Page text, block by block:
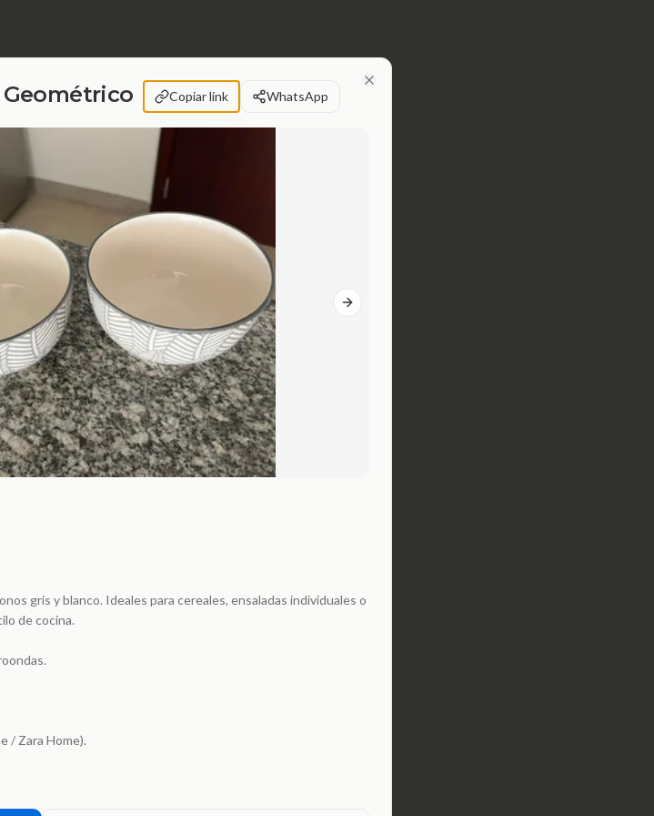
Copiar link WhatsApp
Next slide
gris y blanco. Ideales para cereales, ensaladas individuales o
de cocina.
/ Zara Home).